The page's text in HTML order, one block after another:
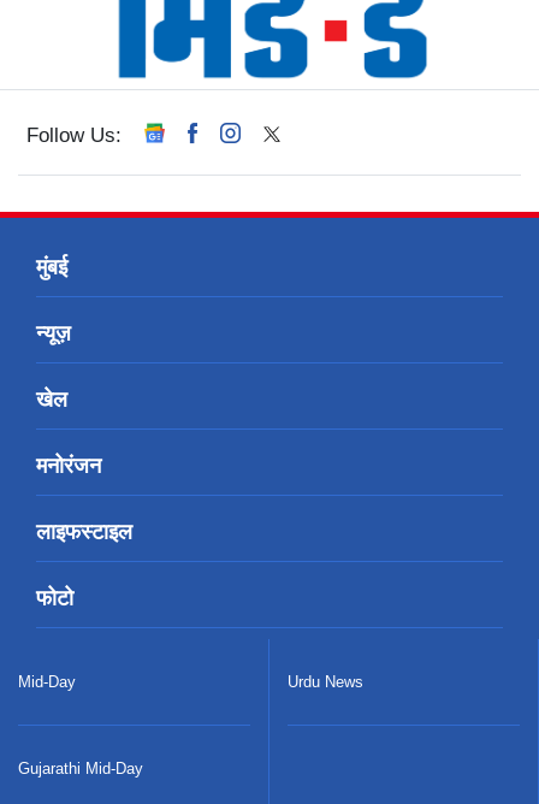
Follow Us:
मुंबई
न्यूज़
खेल
मनोरंजन
लाइफस्टाइल
फोटो
Mid-Day
Gujarathi Mid-Day
Urdu News